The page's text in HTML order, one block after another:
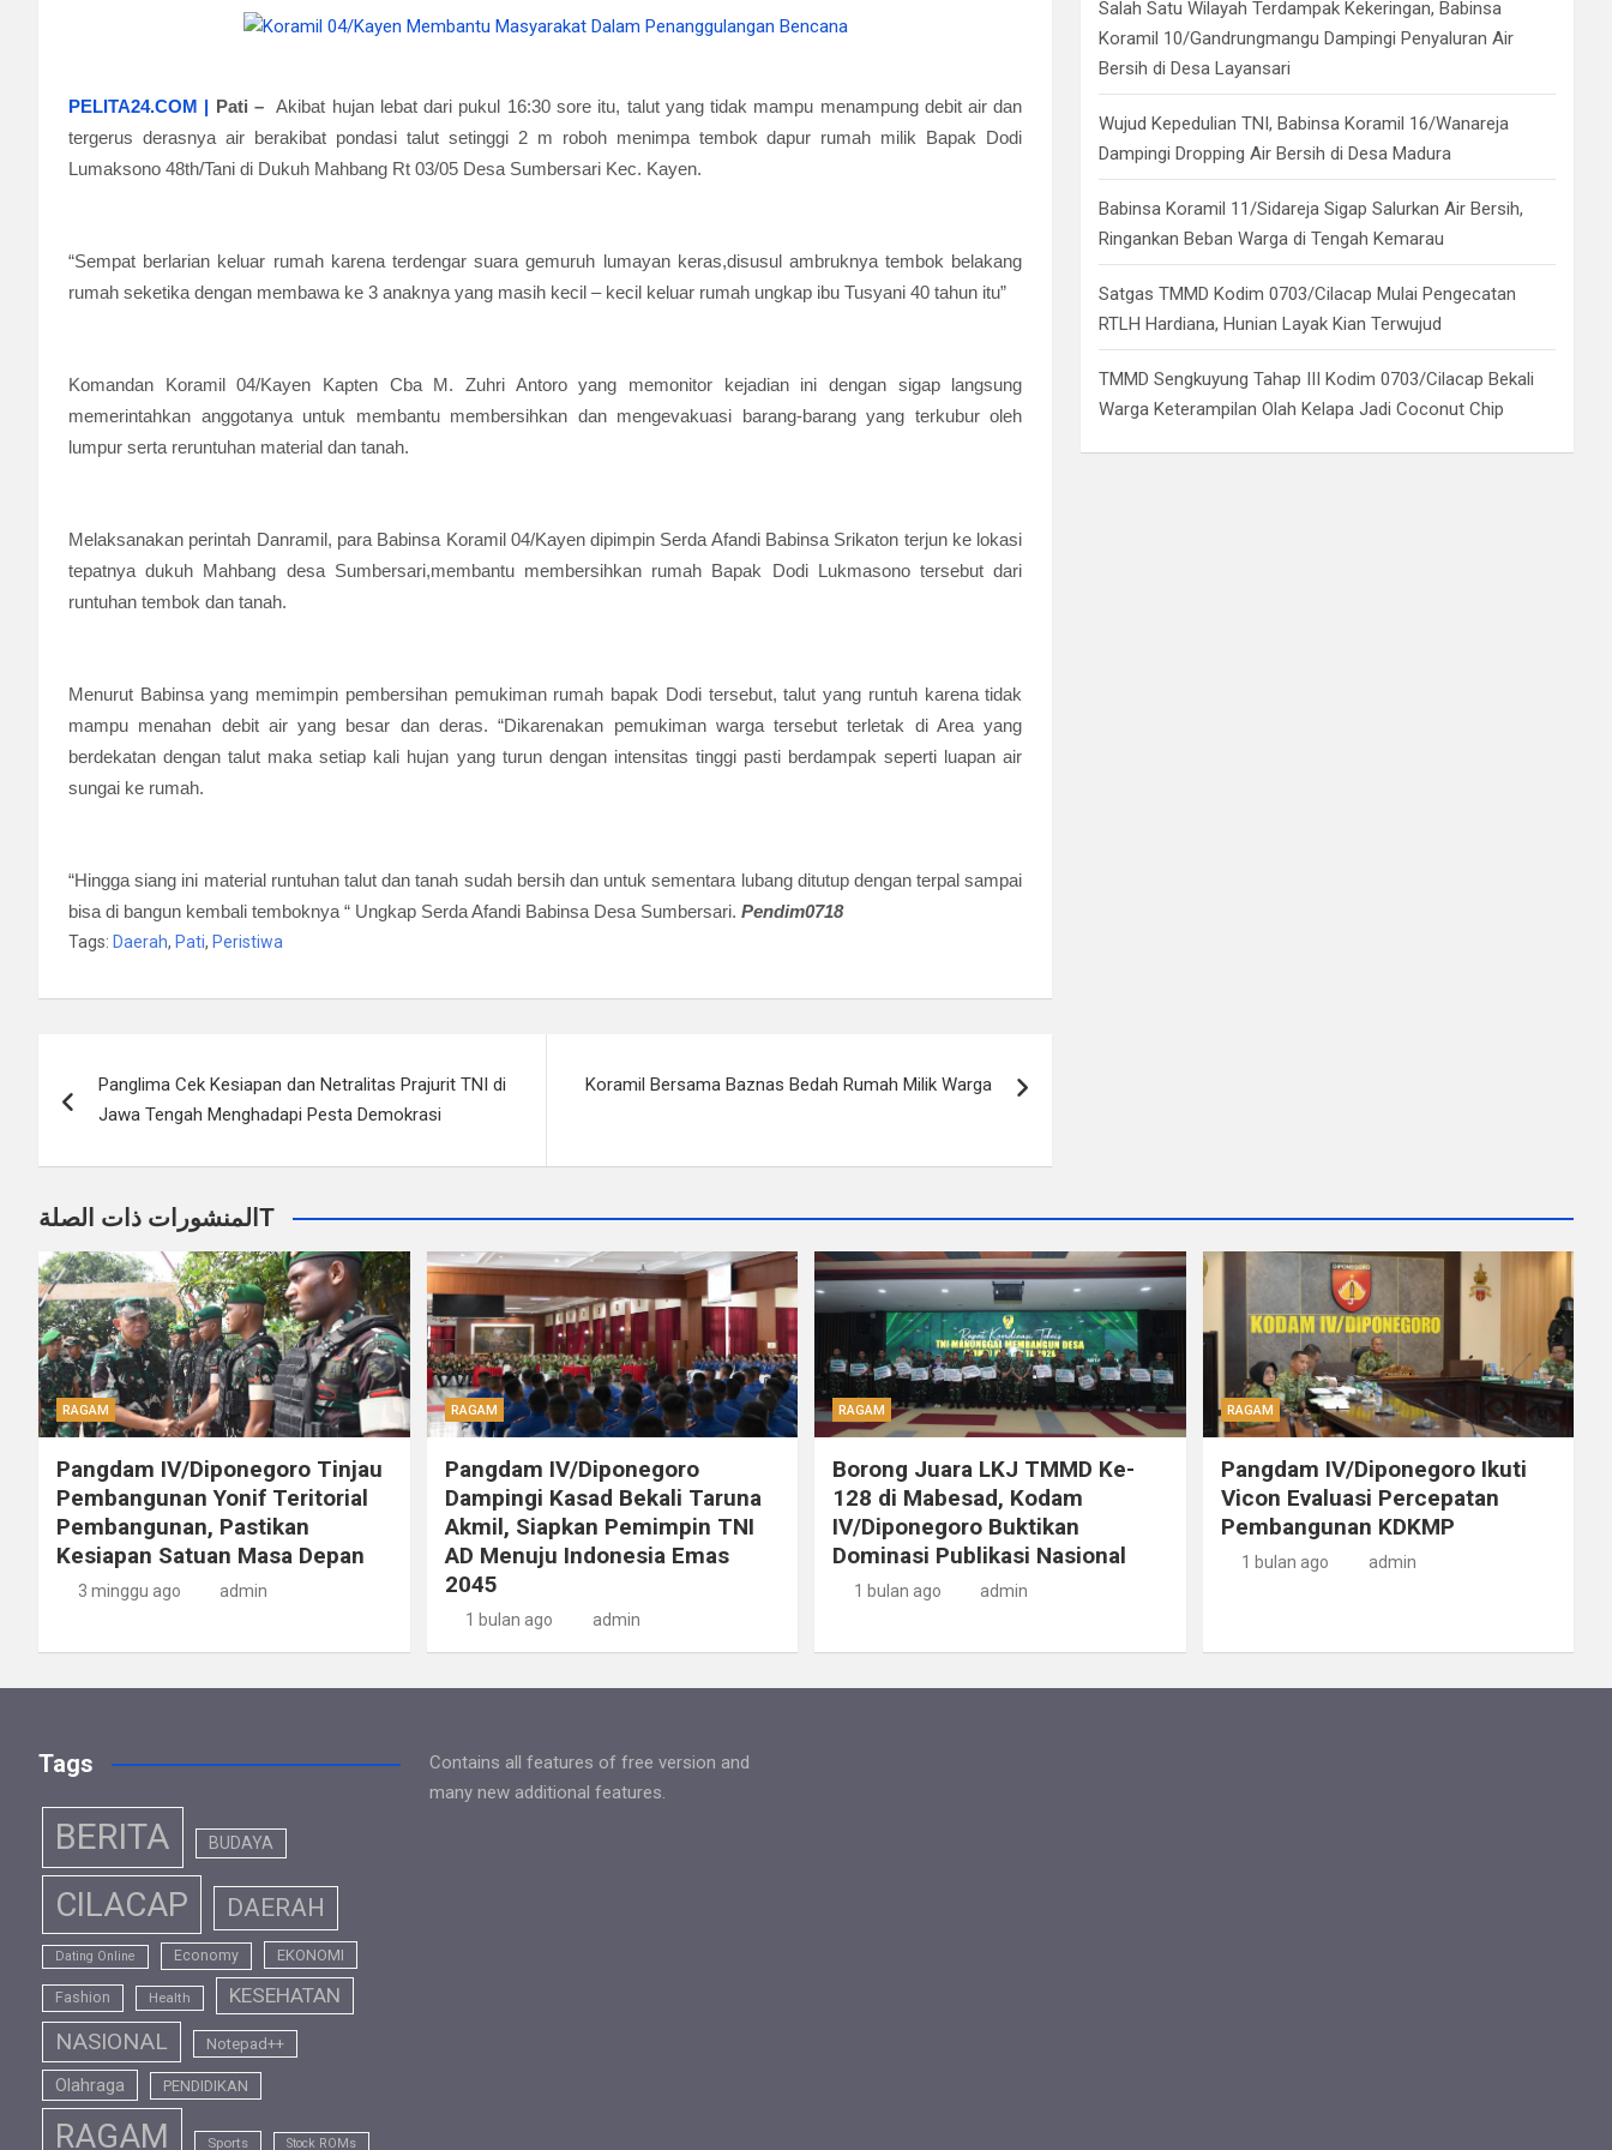
PELITA24.COM | Pati – Akibat hujan lebat dari pukul 16:30 sore itu, talut yang tidak mampu menampung debit air dan
tergerus derasnya air berakibat pondasi talut setinggi 2 m roboh menimpa tembok dapur rumah milik Bapak Dodi
Lumaksono 48th/Tani di Dukuh Mahbang Rt 03/05 Desa Sumbersari Kec. Kayen.
“Sempat berlarian keluar rumah karena terdengar suara gemuruh lumayan keras,disusul ambruknya tembok belakang
rumah seketika dengan membawa ke 3 anaknya yang masih kecil – kecil keluar rumah ungkap ibu Tusyani 40 tahun itu”
Komandan Koramil 04/Kayen Kapten Cba M. Zuhri Antoro yang memonitor kejadian ini dengan sigap langsung
memerintahkan anggotanya untuk membantu membersihkan dan mengevakuasi barang-barang yang terkubur oleh
lumpur serta reruntuhan material dan tanah.
Melaksanakan perintah Danramil, para Babinsa Koramil 04/Kayen dipimpin Serda Afandi Babinsa Srikaton terjun ke lokasi
tepatnya dukuh Mahbang desa Sumbersari,membantu membersihkan rumah Bapak Dodi Lukmasono tersebut dari
runtuhan tembok dan tanah.
Menurut Babinsa yang memimpin pembersihan pemukiman rumah bapak Dodi tersebut, talut yang runtuh karena tidak
mampu menahan debit air yang besar dan deras. “Dikarenakan pemukiman warga tersebut terletak di Area yang
berdekatan dengan talut maka setiap kali hujan yang turun dengan intensitas tinggi pasti berdampak seperti luapan air
sungai ke rumah.
“Hingga siang ini material runtuhan talut dan tanah sudah bersih dan untuk sementara lubang ditutup dengan terpal sampai
bisa di bangun kembali temboknya “ Ungkap Serda Afandi Babinsa Desa Sumbersari. Pendim0718
Tags: Daerah, Pati, Peristiwa
posPanglima Cek Kesiapan dan Netralitas Prajurit TNI di
Jawa Tengah Menghadapi Pesta Demokrasi
Koramil Bersama Baznas Bedah Rumah Milik Warga
Salah Satu Wilayah Terdampak Kekeringan, Babinsa
Koramil 10/Gandrungmangu Dampingi Penyaluran Air
Bersih di Desa Layansari
Wujud Kepedulian TNI, Babinsa Koramil 16/Wanareja
Dampingi Dropping Air Bersih di Desa Madura
Babinsa Koramil 11/Sidareja Sigap Salurkan Air Bersih,
Ringankan Beban Warga di Tengah Kemarau
Satgas TMMD Kodim 0703/Cilacap Mulai Pengecatan
RTLH Hardiana, Hunian Layak Kian Terwujud
TMMD Sengkuyung Tahap III Kodim 0703/Cilacap Bekali
Warga Keterampilan Olah Kelapa Jadi Coconut Chip
المنشورات ذات الصلةT
RAGAM
Pangdam IV/Diponegoro Tinjau
Pembangunan Yonif Teritorial
Pembangunan, Pastikan
Kesiapan Satuan Masa Depan
3 minggu ago admin
RAGAM
Pangdam IV/Diponegoro
Dampingi Kasad Bekali Taruna
Akmil, Siapkan Pemimpin TNI
AD Menuju Indonesia Emas
2045
1 bulan ago admin
RAGAM
Borong Juara LKJ TMMD Ke-
128 di Mabesad, Kodam
IV/Diponegoro Buktikan
Dominasi Publikasi Nasional
1 bulan ago admin
RAGAM
Pangdam IV/Diponegoro Ikuti
Vicon Evaluasi Percepatan
Pembangunan KDKMP
1 bulan ago admin
Tags
BERITA BUDAYA
CILACAP DAERAH
Dating Online Economy EKONOMI
Fashion Health KESEHATAN
NASIONAL Notepad++
Olahraga PENDIDIKAN
RAGAM Sports Stock ROMs
Contains all features of free version and
many new additional features.